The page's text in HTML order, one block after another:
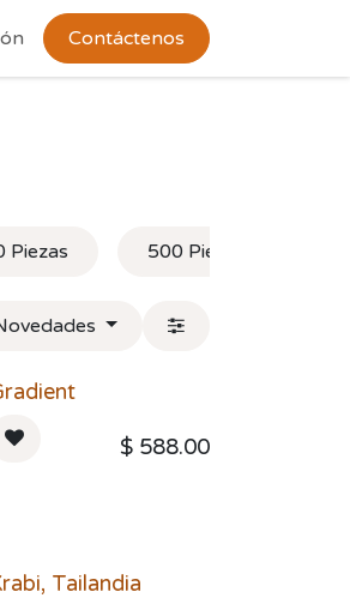
Contáctenos
Piezas 500 Piezas
$ 588.00
Tailandia